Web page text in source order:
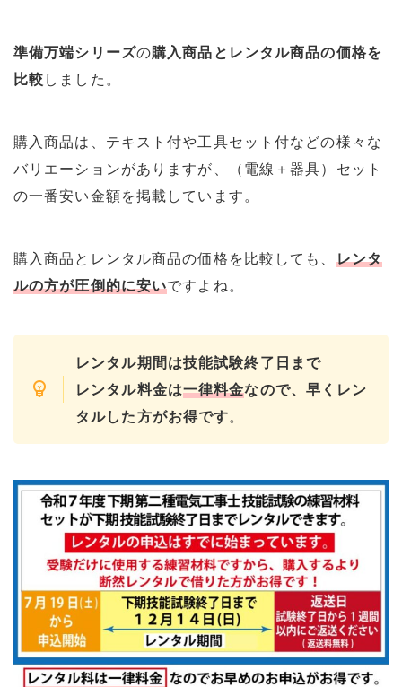
準備万端シリーズの購入商品とレンタル商品の価格を
比較 しました。
購入商品は、テキスト付や工具セット付などの様々な
バリエーションがありますが、（電線＋器具）セット
の一番安い金額を掲載しています。
購入商品とレンタル商品の価格を比較しても、 レンタ
ルの方が圧倒的に安いですよね。
レンタル期間は技能試験終了日まで
レンタル料金は一律料金なので、早くレン
タルした方がお得です。